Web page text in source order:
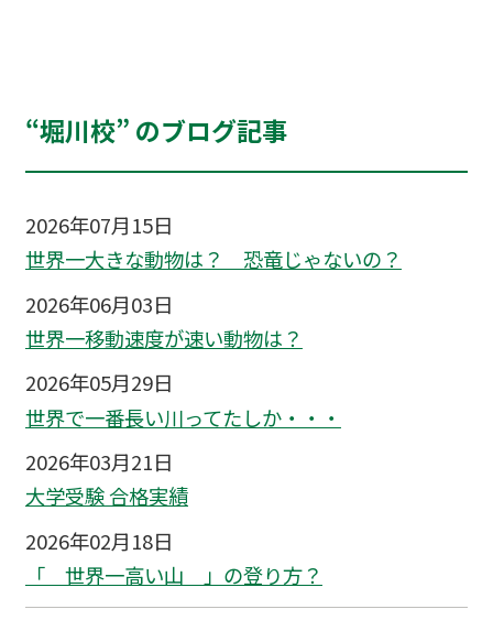
“堀川校” のブログ記事
2026年07月15日
世界一大きな動物は？ 恐竜じゃないの？
2026年06月03日
世界一移動速度が速い動物は？
2026年05月29日
世界で一番長い川ってたしか・・・
2026年03月21日
大学受験 合格実績
2026年02月18日
「 世界一高い山 」の登り方？